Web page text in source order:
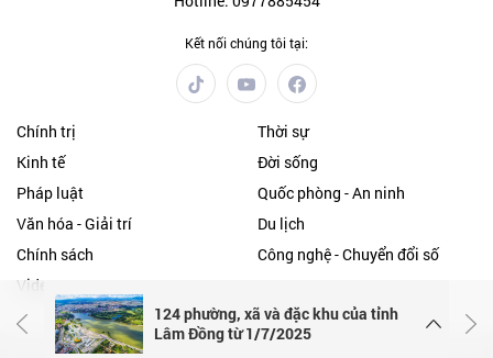
124 phường, xã và đặc khu của tỉnh
Lâm Đồng từ 1/7/2025
Kết nối chúng tôi tại:
Chính trị
Thời sự
Kinh tế
Đời sống
Pháp luật
Quốc phòng - An ninh
Văn hóa - Giải trí
Du lịch
Chính sách
Công nghệ - Chuyển đổi số
Video
POWERED BY